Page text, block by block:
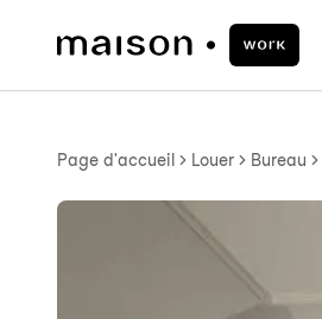
Page d'accueil Louer Bureau